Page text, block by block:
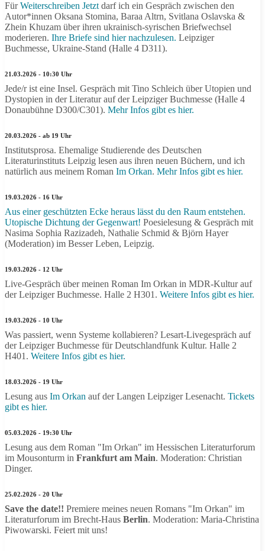
FürWeiterschreiben Jetzt darf ich ein Gespräch zwischen den
Autor*innen Oksana Stomina, Baraa Altrn, Svitlana Oslavska &
Zhein Khuzam über ihren ukrainisch-syrischen Briefwechsel
moderieren. Ihre Briefe sind hier nachzulesen. Leipziger
Buchmesse, Ukraine-Stand (Halle 4 D311).
21.03.2026 - 10:30 Uhr
Jede/r ist eine Insel. Gespräch mit Tino Schleich über Utopien und
Dystopien in der Literatur auf der Leipziger Buchmesse (Halle 4
Donaubühne D300/C301). Mehr Infos gibt es hier.
20.03.2026 - ab 19 Uhr
Institutsprosa. Ehemalige Studierende des Deutschen
Literaturinstituts Leipzig lesen aus ihren neuen Büchern, und ich
natürlich aus meinem Roman Im Orkan. Mehr Infos gibt es hier.
19.03.2026 - 16 Uhr
Aus einer geschützten Ecke heraus lässt du den Raum entstehen.
Utopische Dichtung der Gegenwart! Poesielesung & Gespräch mit
Nasima Sophia Razizadeh, Nathalie Schmid & Björn Hayer
(Moderation) im Besser Leben, Leipzig.
19.03.2026 - 12 Uhr
Live-Gespräch über meinen Roman Im Orkan in MDR-Kultur auf
der Leipziger Buchmesse. Halle 2 H301. Weitere Infos gibt es hier.
19.03.2026 - 10 Uhr
Was passiert, wenn Systeme kollabieren? Lesart-Livegespräch auf
der Leipziger Buchmesse für Deutschlandfunk Kultur. Halle 2
H401. Weitere Infos gibt es hier.
18.03.2026 - 19 Uhr
Lesung aus Im Orkan auf der Langen Leipziger Lesenacht. Tickets
gibt es hier.
05.03.2026 - 19:30 Uhr
Lesung aus dem Roman "Im Orkan" im Hessischen Literaturforum
im Mousonturm in Frankfurt am Main. Moderation: Christian
Dinger.
25.02.2026 - 20 Uhr
Save the date!! Premiere meines neuen Romans "Im Orkan" im
Literaturforum im Brecht-Haus Berlin. Moderation: Maria-Christina
Piwowarski. Feiert mit uns!